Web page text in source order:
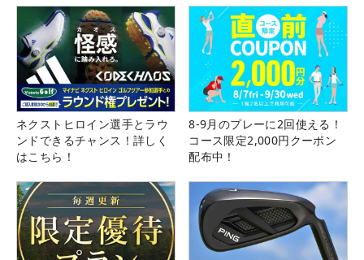
ネクストヒロイン選手とラウ
ンドできるチャンス！詳しく
はこちら！
8-9月のプレーに2回使える！
コース限定2,000円クーポン
配布中！